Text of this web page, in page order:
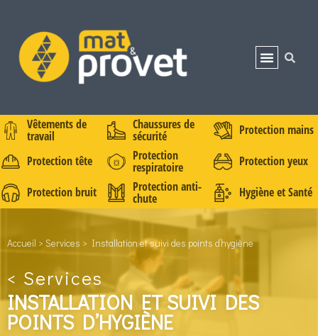
Vêtements de
travail
Chaussures de
sécurité
Protection mains
Protection tête
Protection
respiratoire
Protection yeux
Protection bruit
Protection anti-
chute Hygiène et Santé
Accueil > Services > Installation et suivi des points d’hygiène
< Services
INSTALLATION ET SUIVI DES
POINTS D’HYGIÈNE